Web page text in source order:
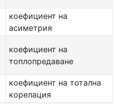
коефициент на
асиметрия
коефициент на
топлопредаване
коефициент на тотална
корелация